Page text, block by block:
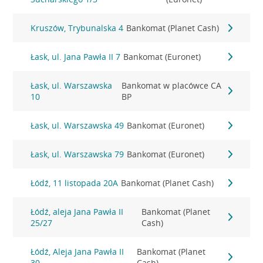
Kruszów, Trybunalska 4 Bankomat (Planet Cash)
Łask, ul. Jana Pawła II 7 Bankomat (Euronet)
Łask, ul. Warszawska
10
Bankomat w placówce CA
BP
Łask, ul. Warszawska 49 Bankomat (Euronet)
Łask, ul. Warszawska 79 Bankomat (Euronet)
Łódź, 11 listopada 20A Bankomat (Planet Cash)
Łódź, aleja Jana Pawła II
25/27
Bankomat (Planet
Cash)
Łódź, Aleja Jana Pawła II
Bankomat (Planet